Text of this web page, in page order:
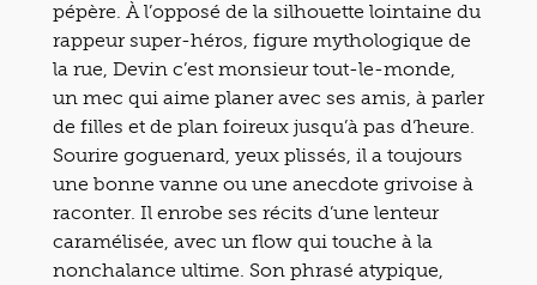
pépère. À l’opposé de la silhouette lointaine du
rappeur super-héros, figure mythologique de
la rue, Devin c’est monsieur tout-le-monde,
un mec qui aime planer avec ses amis, à parler
de filles et de plan foireux jusqu’à pas d’heure.
Sourire goguenard, yeux plissés, il a toujours
une bonne vanne ou une anecdote grivoise à
raconter. Il enrobe ses récits d’une lenteur
caramélisée, avec un flow qui touche à la
nonchalance ultime. Son phrasé atypique,